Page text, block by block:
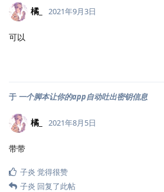
橘_ 2021年9月3日
可以
于 一个脚本让你的app自动吐出密钥信息
橘_ 2021年8月5日
带带
子炎 觉得很赞
子炎 回复了此帖